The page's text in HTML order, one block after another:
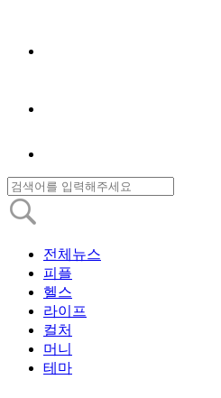
전체뉴스
피플
헬스
라이프
컬처
머니
테마